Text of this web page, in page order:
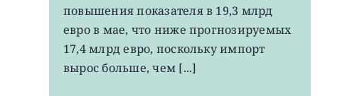
4-
летнего
повышения показателя в 19,3 млрд
евро в мае, что ниже прогнозируемых
17,4 млрд евро, поскольку импорт
вырос больше, чем [...]